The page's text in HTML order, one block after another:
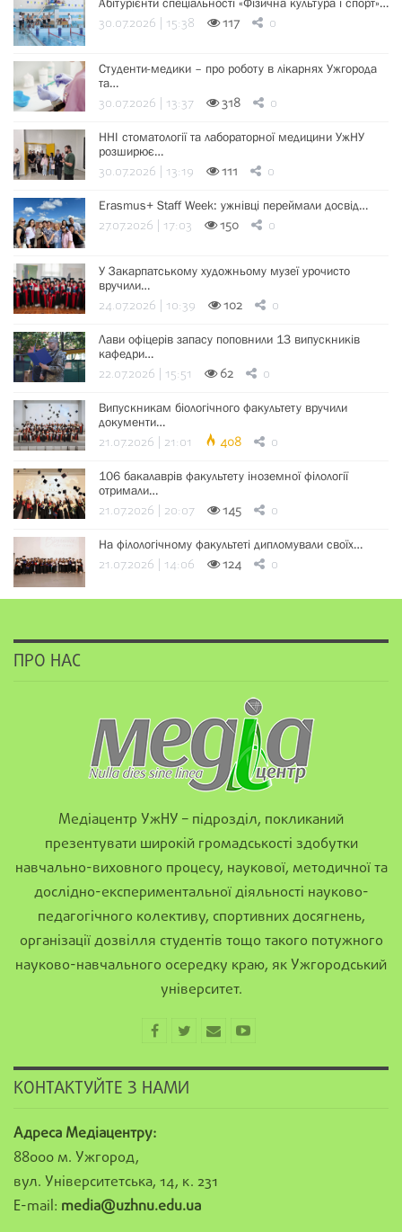
30.07.2026 | 15:38 117 0
Студенти-медики – про роботу в лікарнях Ужгорода
та…
30.07.2026 | 13:37 318 0
ННІ стоматології та лабораторної медицини УжНУ
розширює…
30.07.2026 | 13:19 111 0
Erasmus+ Staff Week: ужнівці переймали досвід…
27.07.2026 | 17:03 150 0
У Закарпатському художньому музеї урочисто
вручили…
24.07.2026 | 10:39 102 0
Лави офіцерів запасу поповнили 13 випускників
кафедри…
22.07.2026 | 15:51 62 0
Випускникам біологічного факультету вручили
документи…
21.07.2026 | 21:01 408 0
106 бакалаврів факультету іноземної філології
отримали…
21.07.2026 | 20:07 145 0
На філологічному факультеті дипломували своїх…
21.07.2026 | 14:06 124 0
ПРО НАС
Медіацентр УжНУ – підрозділ, покликаний
презентувати широкій громадськості здобутки
навчально-виховного процесу, наукової, методичної та
дослідно-експериментальної діяльності науково-
педагогічного колективу, спортивних досягнень,
організації дозвілля студентів тощо такого потужного
науково-навчального осередку краю, як Ужгородський
університет.
КОНТАКТУЙТЕ З НАМИ
Адреса Медіацентру:
88000 м. Ужгород,
вул. Університетська, 14, к. 231
E-mail: media@uzhnu.edu.ua